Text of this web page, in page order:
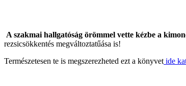
A szakmai hallgatóság örömmel vette kézbe a
rezsicsökkentés megváltoztatűása is!
Természetesen te is megszerezheted ezt a könyvetide